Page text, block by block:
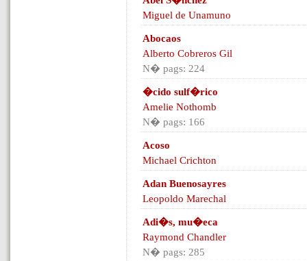
Miguel de Unamuno
Abocaos
Alberto Cobreros Gil
N� pags: 224
�cido sulf�rico
Amelie Nothomb
N� pags: 166
Acoso
Michael Crichton
Adan Buenosayres
Leopoldo Marechal
Adi�s, mu�eca
Raymond Chandler
N� pags: 285